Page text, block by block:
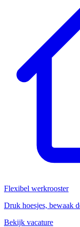
Flexibel werkrooster
Druk hoesjes, bewaak
Bekijk vacature